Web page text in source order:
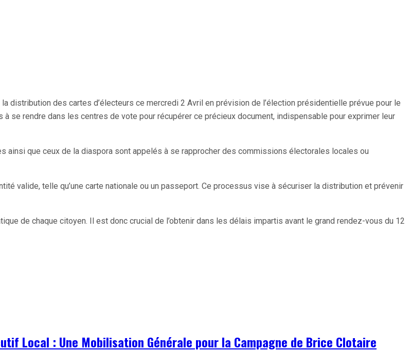
distribution des cartes d’électeurs ce mercredi 2 Avril en prévision de l’élection présidentielle prévue pour le
rendre dans les centres de vote pour récupérer ce précieux document, indispensable pour exprimer leur
que ceux de la diaspora sont appelés à se rapprocher des commissions électorales locales ou
valide, telle qu’une carte nationale ou un passeport. Ce processus vise à sécuriser la distribution et prévenir
de chaque citoyen. Il est donc crucial de l’obtenir dans les délais impartis avant le grand rendez-vous du 12
Local : Une Mobilisation Générale pour la Campagne de Brice Clotaire